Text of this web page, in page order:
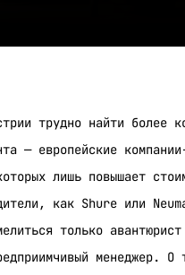
трудно найти более
— европейские
лишь повышает
как Shure или
только
менеджер.